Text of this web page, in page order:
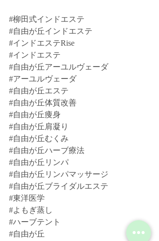
#柳田式インドエステ
#自由が丘インドエステ
#インドエステRise
#インドエステ
#自由が丘アーユルヴェーダ
#アーユルヴェーダ
#自由が丘エステ
#自由が丘体質改善
#自由が丘痩身
#自由が丘肩凝り
#自由が丘むくみ
#自由が丘ハーブ療法
#自由が丘リンパ
#自由が丘リンパマッサージ
#自由が丘ブライダルエステ
#東洋医学
#よもぎ蒸し
#ハーブテント
#自由が丘